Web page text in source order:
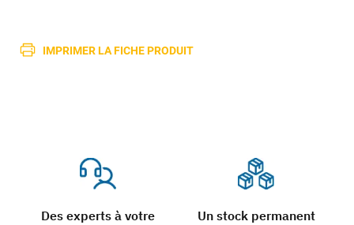
IMPRIMER LA FICHE PRODUIT
Des experts à votre
Un stock permanent